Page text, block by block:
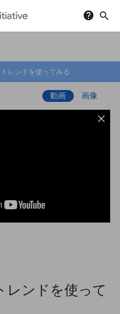
help search
レンドを使ってみる
動画 画像
close
レンドを使って